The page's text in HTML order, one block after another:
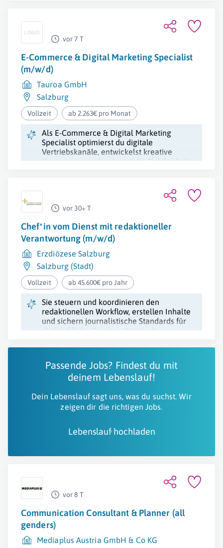
vor 7 T
E-Commerce & Digital Marketing Specialist
(m/w/d)
Tauroa GmbH
Salzburg
Vollzeit ab 2.263€ pro Monat
Als E-Commerce & Digital Marketing
Specialist optimierst du digitale
Vertriebskanäle, entwickelst kreative
Kampagnen und steigerst die Sichtbarkeit
vor 30+ T
Chef*in vom Dienst mit redaktioneller
Verantwortung (m/w/d)
Erzdiözese Salzburg
Salzburg (Stadt)
Vollzeit ab 45.600€ pro Jahr
Sie steuern und koordinieren den
redaktionellen Workflow, erstellen Inhalte
und sichern journalistische Standards für
die kirchliche Kommunikation der
Passende Jobs? Findest du mit
deinem Lebenslauf!
Dein Lebenslauf sagt uns, was du suchst. Wir
zeigen dir die richtigen Jobs.
Lebenslauf hochladen
vor 8 T
Communication Consultant & Planner (all
genders)
Mediaplus Austria GmbH & Co KG